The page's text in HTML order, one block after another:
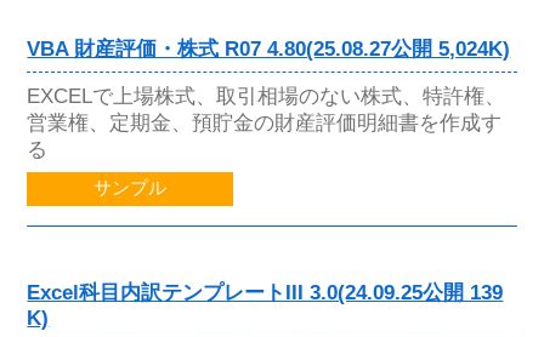
VBA 財産評価・株式 R07 4.80(25.08.27公開 5,024K)
EXCELで上場株式、取引相場のない株式、特許権、
営業権、定期金、預貯金の財産評価明細書を作成す
る
サンプル
Excel科目内訳テンプレートIII 3.0(24.09.25公開 139
K)